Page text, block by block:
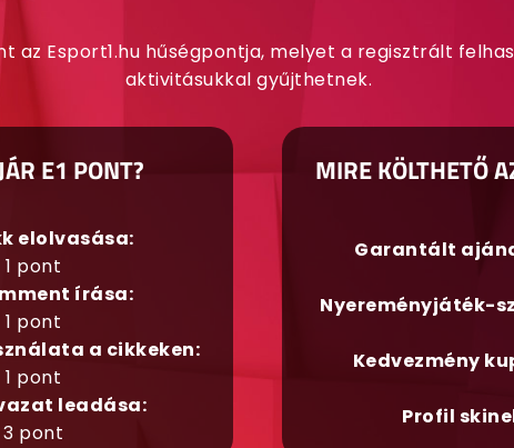
az Esport1.hu hűségpontja, melyet a regisztrált
aktivitásukkal gyűjthetnek.
E1 PONT?
elolvasása:
1 pont
írása:
1 pont
a cikkeken:
1 pont
leadása:
3 pont
MIRE KÖLTHETŐ
Garantált
Nyereményjáték-
Kedvezmény
Profil